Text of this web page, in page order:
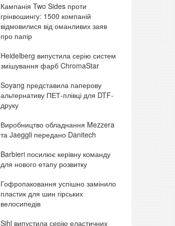
Кампанія Two Sides проти
грінвошингу: 1500 компаній
відмовилися від оманливих заяв
про папір
Heidelberg випустила серію систем
змішування фарб ChromaStar
Soyang представила паперову
альтернативу ПЕТ-плівці для DTF-
друку
Виробництво обладнання Mezzera
та Jaeggli передано Danitech
Barbieri посилює керівну команду
для нового етапу розвитку
Гофропаковання успішно замінило
пластик для шин гірських
велосипедів
Sihl випустила серію еластичних